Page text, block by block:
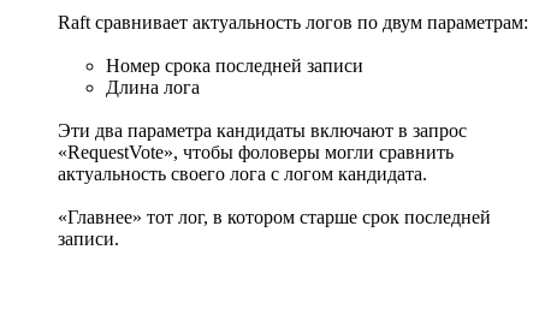
Raft сравнивает актуальность логов по двум параметрам:
Номер срока последней записи
Длина лога
Эти два параметра кандидаты включают в запрос
«RequestVote», чтобы фоловеры могли сравнить
актуальность своего лога с логом кандидата.
«Главнее» тот лог, в котором старше срок последней
записи.